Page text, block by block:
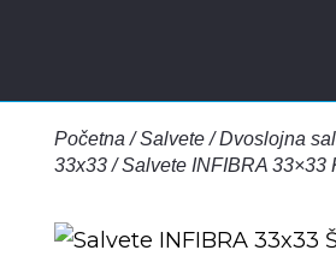
Početna /Salvete/Dvoslojna
33x33/Salvete INFIBRA 33×33